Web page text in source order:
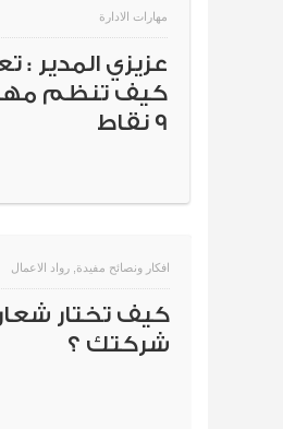
مهارات الادارة
عزيزي المدير :
كيف تنظم
9 نقاط
افكار ونصائح مفيدة رواد الاعمال
كيف تختار شعار
شركتك ؟